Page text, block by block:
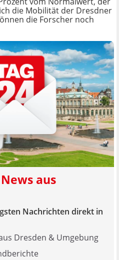
die Mobilität der Dresdner
die Forscher noch
aus
Nachrichten direkt in
Dresden & Umgebung